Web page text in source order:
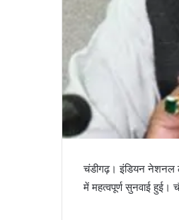
चंडीगढ़। इंडियन नेशनल
में महत्वपूर्ण सुनवाई हुई।